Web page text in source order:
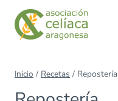
Saltar
contenido
Inicio / Recetas / Repostería